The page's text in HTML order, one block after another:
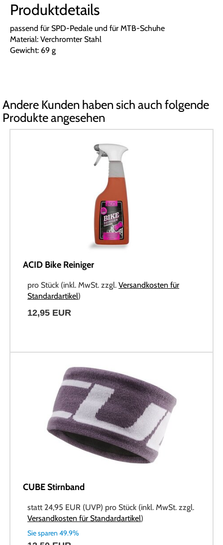
Produktdetails
passend für SPD-Pedale und für MTB-Schuhe
Material: Verchromter Stahl
Gewicht: 69 g
Andere Kunden haben sich auch folgende
Produkte angesehen
ACID Bike Reiniger
pro Stück (inkl. MwSt. zzgl. Versandkosten für
Standardartikel)
12,95 EUR
CUBE Stirnband
statt 24,95 EUR (UVP) pro Stück (inkl. MwSt. zzgl.
Versandkosten für Standardartikel)
Sie sparen 49.9%